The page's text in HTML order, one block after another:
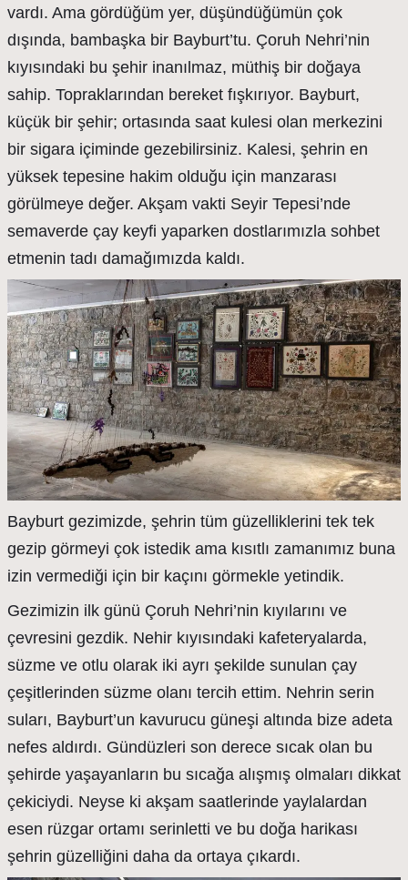
vardı. Ama gördüğüm yer, düşündüğümün çok
dışında, bambaşka bir Bayburt’tu. Çoruh Nehri’nin
kıyısındaki bu şehir inanılmaz, müthiş bir doğaya
sahip. Topraklarından bereket fışkırıyor. Bayburt,
küçük bir şehir; ortasında saat kulesi olan merkezini
bir sigara içiminde gezebilirsiniz. Kalesi, şehrin en
yüksek tepesine hakim olduğu için manzarası
görülmeye değer. Akşam vakti Seyir Tepesi’nde
semaverde çay keyfi yaparken dostlarımızla sohbet
etmenin tadı damağımızda kaldı.
Bayburt gezimizde, şehrin tüm güzelliklerini tek tek
gezip görmeyi çok istedik ama kısıtlı zamanımız buna
izin vermediği için bir kaçını görmekle yetindik.
Gezimizin ilk günü Çoruh Nehri’nin kıyılarını ve
çevresini gezdik. Nehir kıyısındaki kafeteryalarda,
süzme ve otlu olarak iki ayrı şekilde sunulan çay
çeşitlerinden süzme olanı tercih ettim. Nehrin serin
suları, Bayburt’un kavurucu güneşi altında bize adeta
nefes aldırdı. Gündüzleri son derece sıcak olan bu
şehirde yaşayanların bu sıcağa alışmış olmaları dikkat
çekiciydi. Neyse ki akşam saatlerinde yaylalardan
esen rüzgar ortamı serinletti ve bu doğa harikası
şehrin güzelliğini daha da ortaya çıkardı.